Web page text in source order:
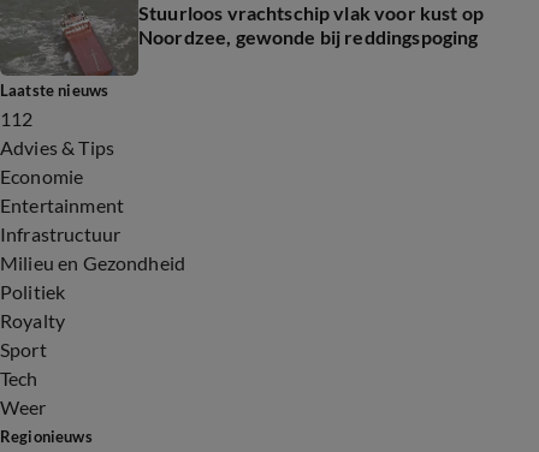
Stuurloos vrachtschip vlak voor kust op
Noordzee, gewonde bij reddingspoging
Laatste nieuws
112
Advies & Tips
Economie
Entertainment
Infrastructuur
Milieu en Gezondheid
Politiek
Royalty
Sport
Tech
Weer
Regionieuws